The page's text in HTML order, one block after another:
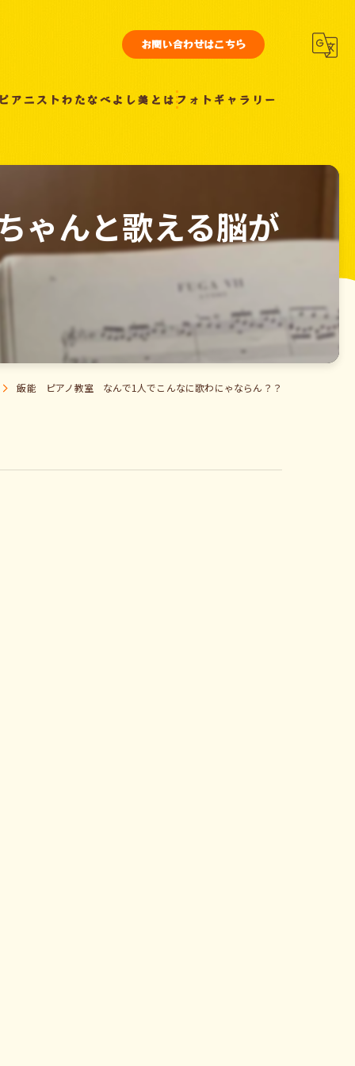
お問い合わせはこちら
アニストわたなべよし美とはフォトギャラリー
んと歌える脳が
飯能 ピアノ教室 なんで1人でこんなに歌わにゃならん？？